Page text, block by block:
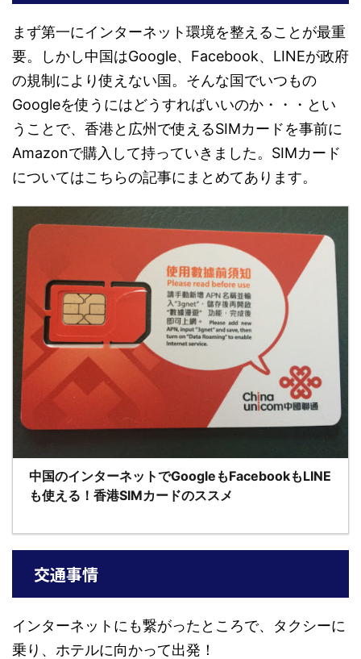
まず第一にインターネット環境を整えることが最重
要。しかし中国はGoogle、Facebook、LINEが政府
の規制により使えない国。そんな国でいつもの
Googleを使うにはどうすればいいのか・・・とい
うことで、香港と広州で使えるSIMカードを事前に
Amazonで購入して持っていきました。SIMカード
についてはこちらの記事にまとめてあります。
中国のインターネットでGoogleもFacebookもLINE
も使える！香港SIMカードのススメ
交通事情
インターネットにも繋がったところで、タクシーに
乗り、ホテルに向かって出発！